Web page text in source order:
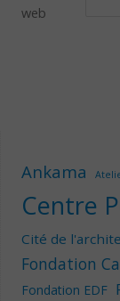
web
Ankama
Centre
Cité de
Fondation
Fondation EDF